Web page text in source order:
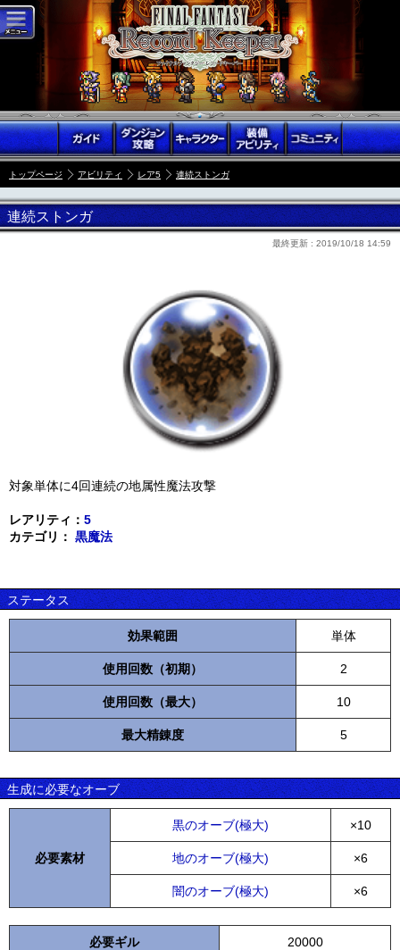
トップページ アビリティ レア5 連続ストンガ
連続ストンガ
最終更新 : 2019/10/18 14:59
対象単体に4回連続の地属性魔法攻撃
レアリティ： 5
カテゴリ： 黒魔法
ステータス
効果範囲 単体
使用回数（初期） 2
使用回数（最大） 10
最大精錬度 5
生成に必要なオーブ
必要素材
黒のオーブ(極大) ×10
地のオーブ(極大) ×6
闇のオーブ(極大) ×6
必要ギル 20000